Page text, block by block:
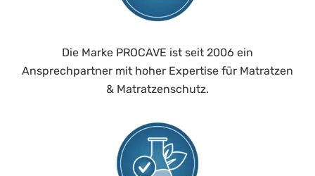
Die Marke PROCAVE ist seit 2006 ein
Ansprechpartner mit hoher Expertise für Matratzen
& Matratzenschutz.